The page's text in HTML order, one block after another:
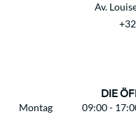
Av.
DIE
Montag
09:00 -